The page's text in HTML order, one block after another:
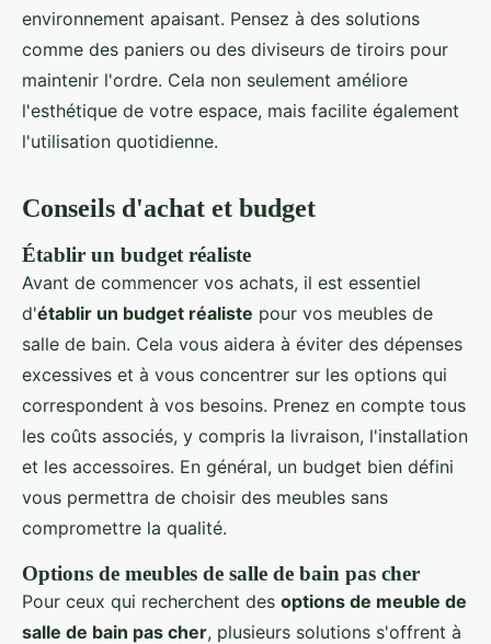
environnement apaisant. Pensez à des solutions
comme des paniers ou des diviseurs de tiroirs pour
maintenir l'ordre. Cela non seulement améliore
l'esthétique de votre espace, mais facilite également
l'utilisation quotidienne.
Conseils d'achat et budget
Établir un budget réaliste
Avant de commencer vos achats, il est essentiel
d'établir un budget réaliste pour vos meubles de
salle de bain. Cela vous aidera à éviter des dépenses
excessives et à vous concentrer sur les options qui
correspondent à vos besoins. Prenez en compte tous
les coûts associés, y compris la livraison, l'installation
et les accessoires. En général, un budget bien défini
vous permettra de choisir des meubles sans
compromettre la qualité.
Options de meubles de salle de bain pas cher
Pour ceux qui recherchent des options de meuble de
salle de bain pas cher, plusieurs solutions s'offrent à